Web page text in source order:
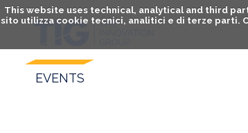
This website uses technical, analytical and third
sito utilizza cookie tecnici, analitici e di terze parti.
EVENTS